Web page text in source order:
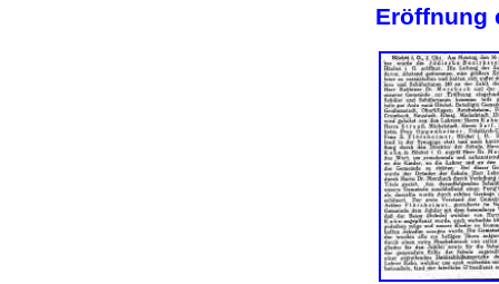
Eröffnung